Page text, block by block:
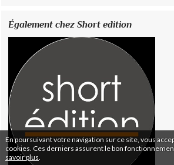
En poursuivant votre navigation sur ce site, vous
cookies. Ces derniers assurent le bon
savoir plus
Également chez Short edition